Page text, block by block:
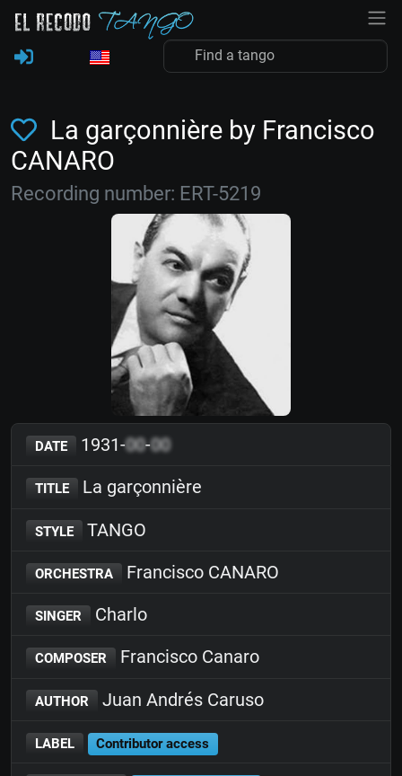
La garçonnière by Francisco
CANARO
Recording number: ERT-5219
DATE 1931-00-00
TITLE La garçonnière
STYLE TANGO
ORCHESTRA Francisco CANARO
SINGER Charlo
COMPOSER Francisco Canaro
AUTHOR Juan Andrés Caruso
LABEL Contributor access